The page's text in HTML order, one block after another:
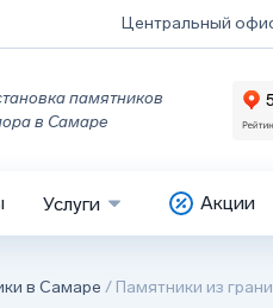
Центральный
памятников
в Самаре
Услуги Акции
в Самаре / Памятники из